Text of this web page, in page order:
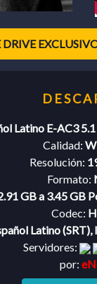
Latino E-AC3
Calidad:
Resolución:
Formato:
GB a 3.45 GB
Codec:
Latino (SRT),
Servidores:
por: